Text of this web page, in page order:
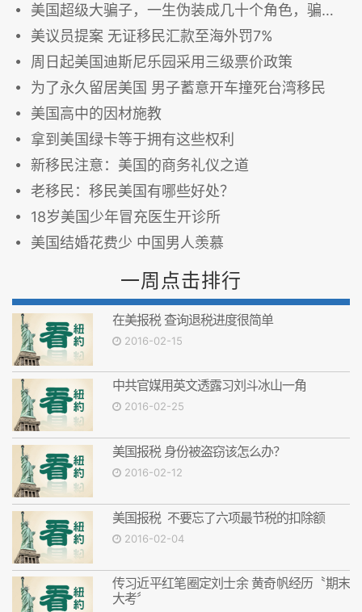
美国超级大骗子，一生伪装成几十个角色，骗倒加拿大、美国，却始终骗不过···
美议员提案 无证移民汇款至海外罚7%
周日起美国迪斯尼乐园采用三级票价政策
为了永久留居美国 男子蓄意开车撞死台湾移民
美国高中的因材施教
拿到美国绿卡等于拥有这些权利
新移民注意：美国的商务礼仪之道
老移民：移民美国有哪些好处？
18岁美国少年冒充医生开诊所
美国结婚花费少 中国男人羡慕
一周点击排行
在美报税 查询退税进度很简单
2016-02-15
中共官媒用英文透露习刘斗冰山一角
2016-02-25
美国报税 身份被盗窃该怎么办？
2016-02-12
美国报税 不要忘了六项最节税的扣除额
2016-02-04
传习近平红笔圈定刘士余 黄奇帆经历〝期末
大考〞